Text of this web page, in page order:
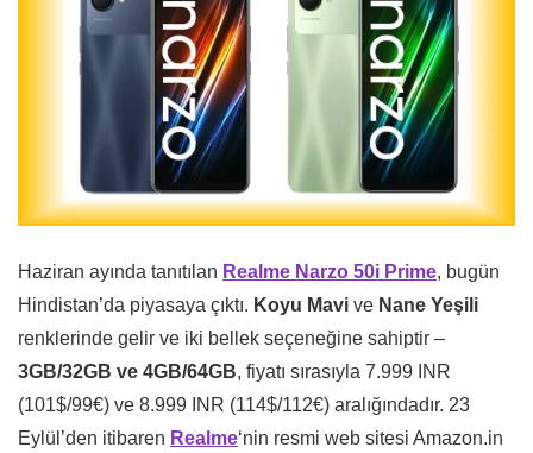
Haziran ayında tanıtılan Realme Narzo 50i Prime, bugün
Hindistan’da piyasaya çıktı. Koyu Mavi ve Nane Yeşili
renklerinde gelir ve iki bellek seçeneğine sahiptir –
3GB/32GB ve 4GB/64GB, fiyatı sırasıyla 7.999 INR
(101$/99€) ve 8.999 INR (114$/112€) aralığındadır. 23
Eylül’den itibaren Realme‘nin resmi web sitesi Amazon.in